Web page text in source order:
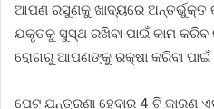
ଆପଣ ରସୁଣକୁ ଖାଦ୍ୟରେ
ଯକୃତକୁ ସୁସ୍ଥ ରଖିବା ପାଇଁ କାମ କରିବ
ରୋଗରୁ ଆପଣଙ୍କୁ ରକ୍ଷା କରିବା ପାଇଁ
ପେଟ ଯନ୍ତ୍ରଣା ହେବାର 4 ଟି କାରଣ